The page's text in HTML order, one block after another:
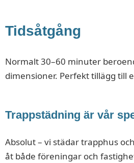
Tidsåtgång
Normalt 30–60 minuter
dimensioner. Perfekt tillägg till
Trappstädning är vår
Absolut – vi städar trapphus
åt både föreningar och